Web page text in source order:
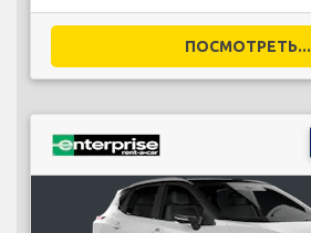
ПОСМОТРЕТЬ...